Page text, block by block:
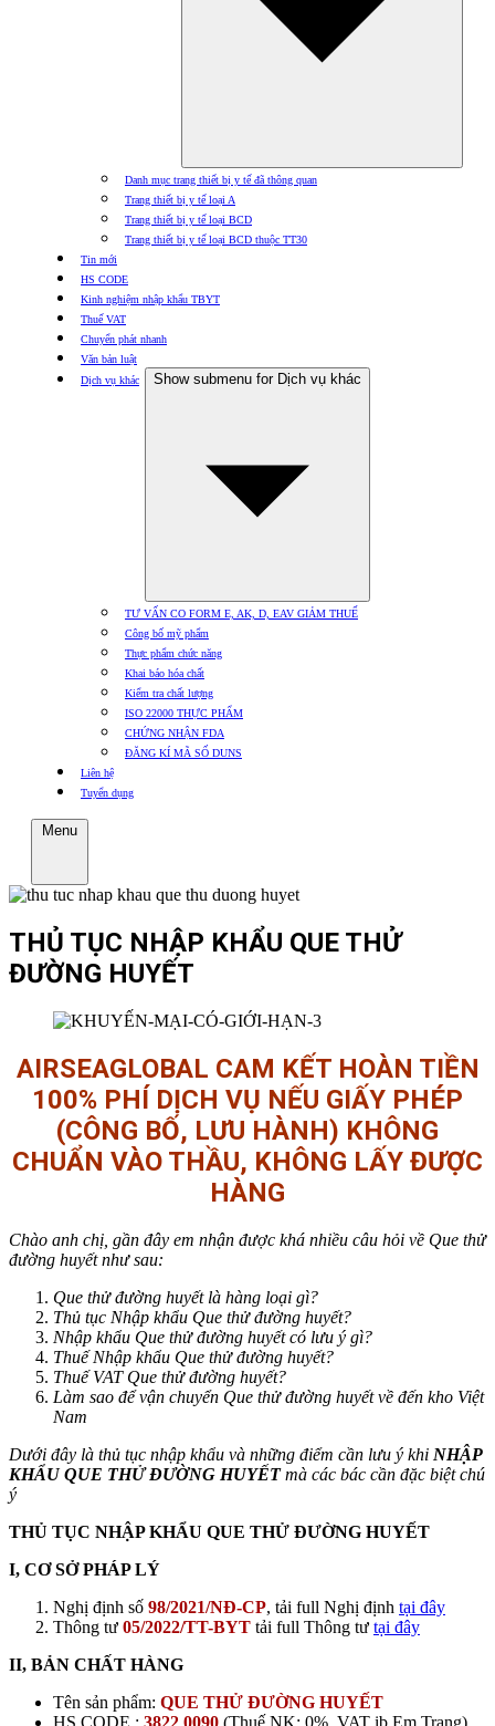
Danh mục trang thiết bị y tế đã thông quan
Trang thiết bị y tế loại A
Trang thiết bị y tế loại BCD
Trang thiết bị y tế loại BCD thuộc TT30
Tin mới
HS CODE
Kinh nghiệm nhập khẩu TBYT
Thuế VAT
Chuyển phát nhanh
Văn bản luật
Dịch vụ khác
Show submenu for Dịch vụ khác
TƯ VẤN CO FORM E, AK, D, EAV GIẢM THUẾ
Công bố mỹ phẩm
Thực phẩm chức năng
Khai báo hóa chất
Kiểm tra chất lượng
ISO 22000 THỰC PHẨM
CHỨNG NHẬN FDA
ĐĂNG KÍ MÃ SỐ DUNS
Liên hệ
Tuyển dụng
Menu
THỦ TỤC NHẬP KHẨU QUE THỬ
ĐƯỜNG HUYẾT
AIRSEAGLOBAL CAM KẾT HOÀN TIỀN
100% PHÍ DỊCH VỤ NẾU GIẤY PHÉP
(CÔNG BỐ, LƯU HÀNH) KHÔNG
CHUẨN VÀO THẦU, KHÔNG LẤY ĐƯỢC
HÀNG
Chào anh chị, gần đây em nhận được khá nhiều câu hỏi về Que thử
đường huyết như sau:
Que thử đường huyếtlà hàng loại gì?
Thủ tục Nhập khẩu Que thử đường huyết?
Nhập khẩu Que thử đường huyếtcó lưu ý gì?
Thuế Nhập khẩu Que thử đường huyết?
Thuế VAT Que thử đường huyết?
Làm sao để vận chuyển Que thử đường huyếtvề đến kho Việt
Nam
Dưới đây là thủ tục nhập khẩu và những điểm cần lưu ý khi NHẬP
KHẨU QUE THỬ ĐƯỜNG HUYẾT mà các bác cần đặc biệt chú
ý
THỦ TỤC NHẬP KHẨU QUE THỬ ĐƯỜNG HUYẾT
I, CƠ SỞ PHÁP LÝ
Nghị định số 98/2021/NĐ-CP, tải full Nghị định tại đây
Thông tư 05/2022/TT-BYT tải full Thông tư tại đây
II, BẢN CHẤT HÀNG
Tên sản phẩm: QUE THỬ ĐƯỜNG HUYẾT
HS CODE : 3822 0090 (Thuế NK: 0%, VAT ib Em Trang)